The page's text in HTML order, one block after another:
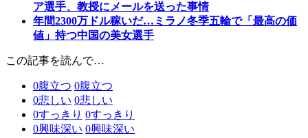
ア選手、教授にメールを送った事情
年間2300万ドル稼いだ…ミラノ冬季五輪で「最高の価
値」持つ中国の美女選手
この記事を読んで…
0腹立つ 0腹立つ
0悲しい 0悲しい
0すっきり 0すっきり
0興味深い 0興味深い